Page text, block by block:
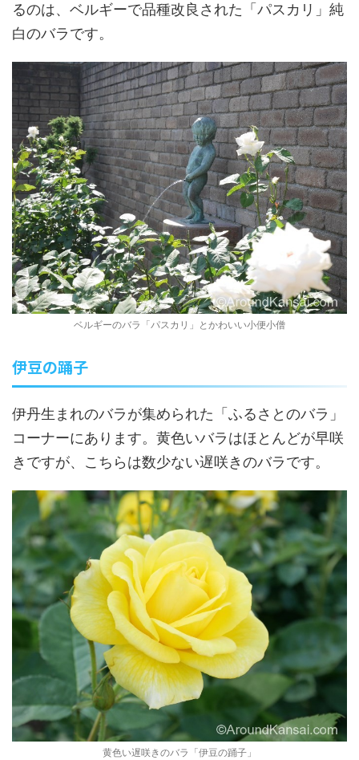
るのは、ベルギーで品種改良された「パスカリ」純
白のバラです。
ベルギーのバラ「パスカリ」とかわいい小便小僧
伊豆の踊子
伊丹生まれのバラが集められた「ふるさとのバラ」
コーナーにあります。黄色いバラはほとんどが早咲
きですが、こちらは数少ない遅咲きのバラです。
黄色い遅咲きのバラ「伊豆の踊子」